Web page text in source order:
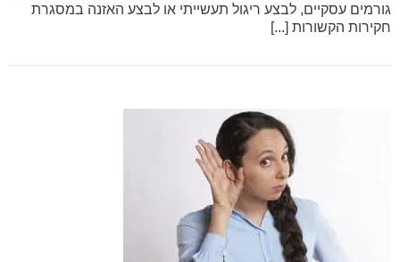
גורמים עסקיים, לבצע ריגול תעשייתי או לבצע האזנה במסגרת
חקירות הקשורות [...]